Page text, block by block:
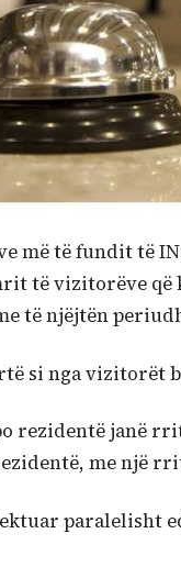
më të fundit të
të vizitorëve
të njëjtën
si nga vizitorët
rezidentë janë
me një
paralelisht